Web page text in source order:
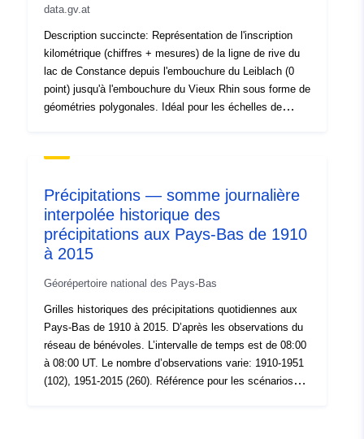
data.gv.at
Description succincte: Représentation de l'inscription
kilométrique (chiffres + mesures) de la ligne de rive du
lac de Constance depuis l'embouchure du Leiblach (0
point) jusqu'à l'embouchure du Vieux Rhin sous forme de
géométries polygonales. Idéal pour les échelles de
Précipitations — somme journalière
interpolée historique des
précipitations aux Pays-Bas de 1910
à 2015
Géorépertoire national des Pays-Bas
Grilles historiques des précipitations quotidiennes aux
Pays-Bas de 1910 à 2015. D’après les observations du
réseau de bénévoles. L’intervalle de temps est de 08:00
à 08:00 UT. Le nombre d’observations varie: 1910-1951
(102), 1951-2015 (260). Référence pour les scénarios